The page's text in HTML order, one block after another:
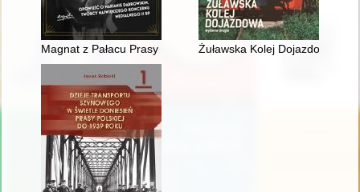
Magnat z Pałacu Prasy : opowieść o Marianie Dąbrowskim,
Żuławska Kolej Dojazdowa